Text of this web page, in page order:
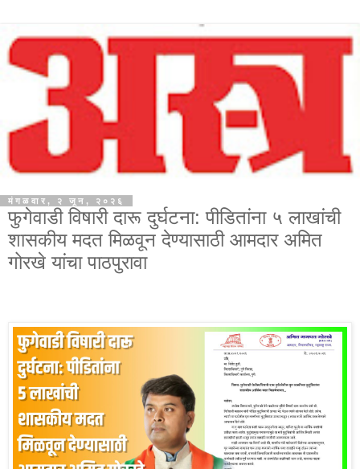
मंगळवार, २ जून, २०२६
फुगेवाडी विषारी दारू दुर्घटना: पीडितांना ५ लाखांची
शासकीय मदत मिळवून देण्यासाठी आमदार अमित
गोरखे यांचा पाठपुरावा